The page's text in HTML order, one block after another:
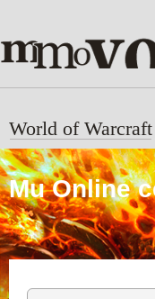
Mu Online
World of Warcraft